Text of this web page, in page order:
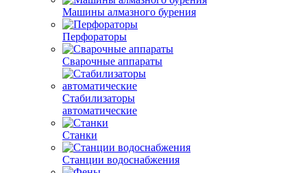
Машины алмазного бурения
Перфораторы
Сварочные аппараты
Стабилизаторы
автоматические
Станки
Станции водоснабжения